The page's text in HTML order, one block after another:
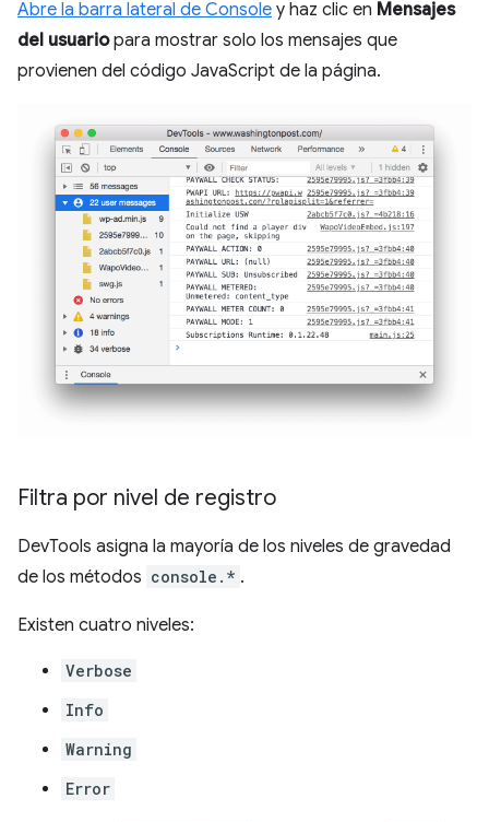
Abre la barra lateral de Console y haz clic en Mensajes
del usuariopara mostrar solo los mensajes que
provienen del código JavaScript de la página.
Filtra por nivel de registro
DevTools asigna la mayoría de los niveles de gravedad
de los métodos console.* .
Existen cuatro niveles:
Verbose
Info
Warning
Error